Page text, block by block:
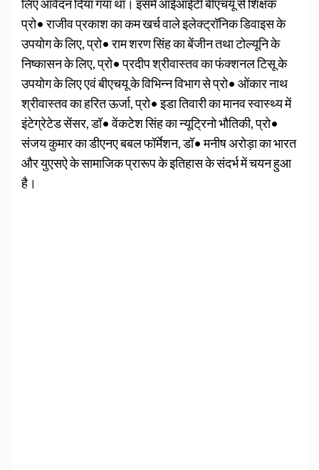
लिए आवेदन दिया गया था। इसमें आईआईटी बीएचयू से शिक्षक
प्रो• राजीव प्रकाश का कम खर्च वाले इलेक्ट्रॉनिक डिवाइस के
उपयोग के लिए, प्रो• राम शरण सिंह का बेंजीन तथा टोल्यूनि के
निष्कासन के लिए, प्रो• प्रदीप श्रीवास्तव का फंक्शनल टिसू के
उपयोग के लिए एवं बीएचयू के विभिन्न विभाग से प्रो• ओंकार नाथ
श्रीवास्तव का हरित ऊर्जा, प्रो• इडा तिवारी का मानव स्वास्थ्य में
इंटेग्रेटेड सेंसर, डॉ• वेंकटेश सिंह का न्यूट्रिनो भौतिकी, प्रो•
संजय कुमार का डीएनए बबल फॉर्मेशन, डॉ• मनीष अरोड़ा का भारत
और युएसऐ के सामाजिक प्रारूप के इतिहास के संदर्भ में चयन हुआ
है।